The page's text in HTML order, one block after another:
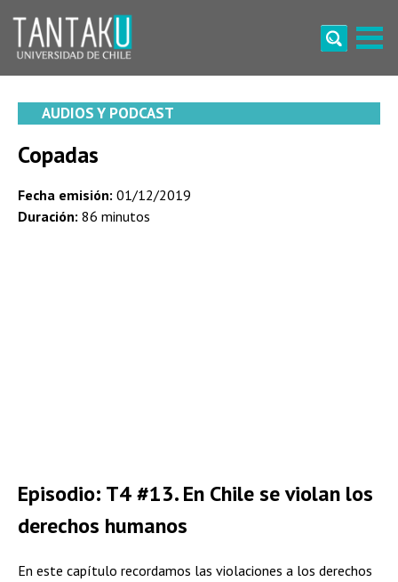
content
AUDIOS Y PODCAST
Copadas
Fecha emisión: 01/12/2019
Duración: 86 minutos
Episodio: T4 #13. En Chile se violan los
derechos humanos
En este capítulo recordamos las violaciones a los derechos